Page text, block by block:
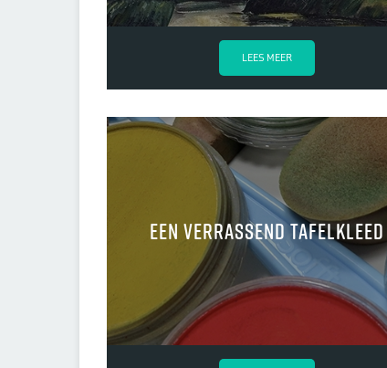
LEES MEER
Een verrassend tafelkleed